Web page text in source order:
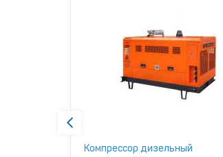
Компрессор дизельный